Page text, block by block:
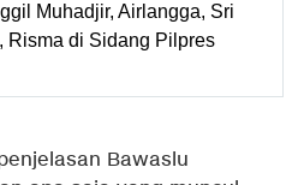
Muhadjir, Airlangga, Sri
Risma di Sidang Pilpres
Bawaslu